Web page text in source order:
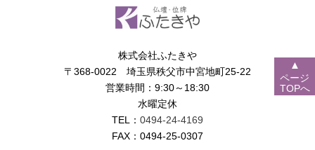
株式会社ふたきや
〒368-0022 埼玉県秩父市中宮地町25-22
営業時間：9:30～18:30
水曜定休
TEL： 0494-24-4169
FAX：0494-25-0307
▲
ページ
TOPへ